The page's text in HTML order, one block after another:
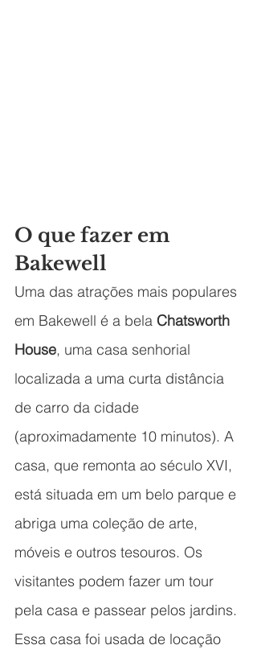
O que fazer em
Bakewell
Uma das atrações mais populares
em Bakewell é a bela Chatsworth
House, uma casa senhorial
localizada a uma curta distância
de carro da cidade
(aproximadamente 10 minutos). A
casa, que remonta ao século XVI,
está situada em um belo parque e
abriga uma coleção de arte,
móveis e outros tesouros. Os
visitantes podem fazer um tour
pela casa e passear pelos jardins.
Essa casa foi usada de locação